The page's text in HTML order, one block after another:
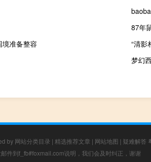
87年
准备整容
“清影
梦幻
by 网站分类目录 | 精选推荐文章 | 网站地图 | 疑难解答
件到f_fb#foxmail.com说明，我们会及时纠正，谢谢